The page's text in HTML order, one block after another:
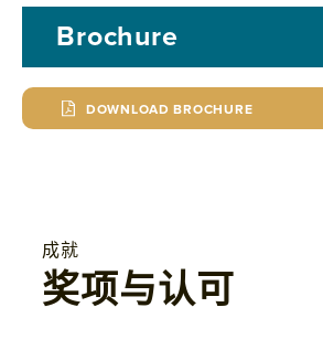
Brochure
DOWNLOAD BROCHURE
成就
奖项与认可